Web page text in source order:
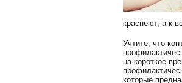
краснеют, а к
Учтите, что
на короткое
которые